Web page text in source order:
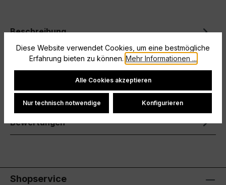
Beschreibung
Warme Hände auf dem Spielfeld mit optimaler
GriffigkeitRutschfester
FingerkuppenbelagKlettverschluss auf der
Hersteller
Bewertungen
Shopservice
Diese Website verwendet Cookies, um eine bestmögliche
Erfahrung bieten zu können. Mehr Informationen ...
Cookie-Einstellungen
Alle Cookies akzeptieren
Nur technisch notwendige Konfigurieren